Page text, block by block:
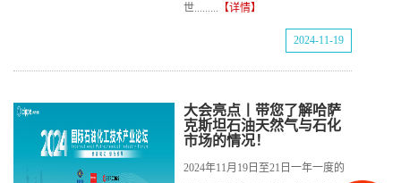
世......... 【详情】
2024-11-19
大会亮点丨带您了解哈萨
克斯坦石油天然气与石化
市场的情况！
2024年11月19日至21日一年一度的